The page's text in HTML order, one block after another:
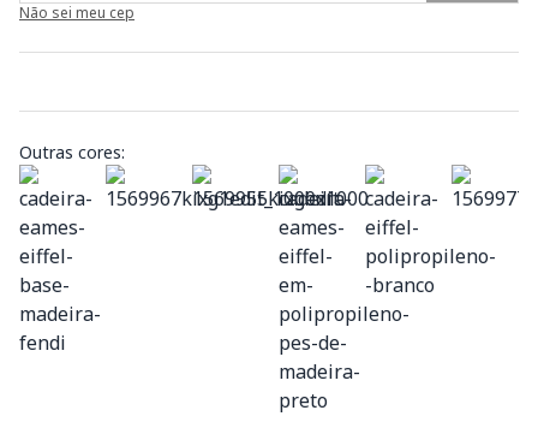
Não sei meu cep
Outras cores: